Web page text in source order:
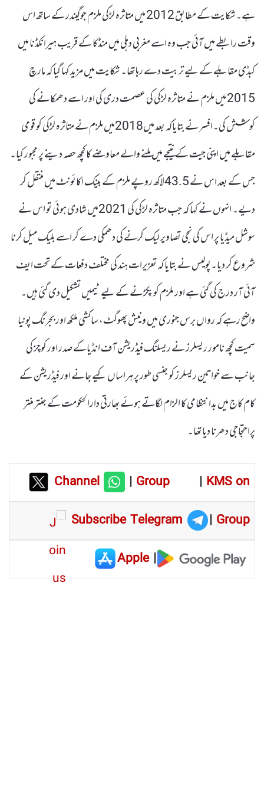
ہے۔شکایت کے مطابق 2012 میں متاثرہ لڑکی ملزم جوگیندر کے ساتھ اس
وقت رابطے میں آئی جب وہ اسے مغربی دہلی میں منڈکا کے قریب ہیرانکڈنا میں
کبڈی مقابلے کے لیے تربیت دے رہا تھا۔ شکایت میں مزید کہا گیا کہ مارچ
2015 میں ملزم نے متاثرہ لڑکی کی عصمت دری کی اور اسے دھمکانے کی
کوشش کی۔افسر نے بتایاکہ بعد میں2018میں ملزم نے متاثرہ لڑکی کو قومی
مقابلے میں اپنی جیت کے نتیجے میں ملنے والے معاوضے کا کچھ حصہ دینے پر مجبور کیا۔
جس کے بعد اس نے 43.5لاکھ روپے ملزم کے بینک اکائونٹ میں منتقل کر
دیے۔ انہوں نے کہا کہ جب متاثرہ لڑکی کی 2021میں شادی ہوئی تو اس نے
سوشل میڈیا پر اس کی نجی تصاویر لیک کرنے کی دھمکی دے کر اسے بلیک میل کرنا
شروع کر دیا۔پولیس نے بتایا کہ تعزیرات ہند کی مختلف دفعات کے تحت ایف
آئی آر درج کی گئی ہے اور ملزم کو پکڑنے کے لیے ٹیمیں تشکیل دی گئی ہیں۔
واضح رہے کہ رواں برس جنوری میں ونیش پھوگٹ، ساکشی ملکھ اور بجرنگ پونیا
سمیت کچھ نامور ریسلرز نے ریسلنگ فیڈریشن آف انڈیاکے صدر اور کوچز کی
جانب سے خواتین ریسلرز کو جنسی طور پر ہراساں کیے جانے اور فیڈریشن کے
کام کاج میں بدانتظامی کا الزام لگاتے ہوئے بھارتی دارالحکومت کے جنتر منتر
پراحتجاجی دھرنا دیا تھا۔
Channel |Group | KMS on
Subscribe Telegram
| Group
|
Apple